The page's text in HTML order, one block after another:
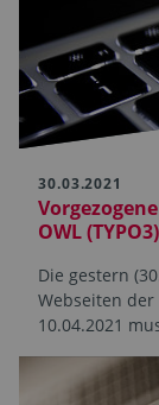
30.03.2021
OWL (TYPO3)
Die gestern
Webseiten der
10.04.2021